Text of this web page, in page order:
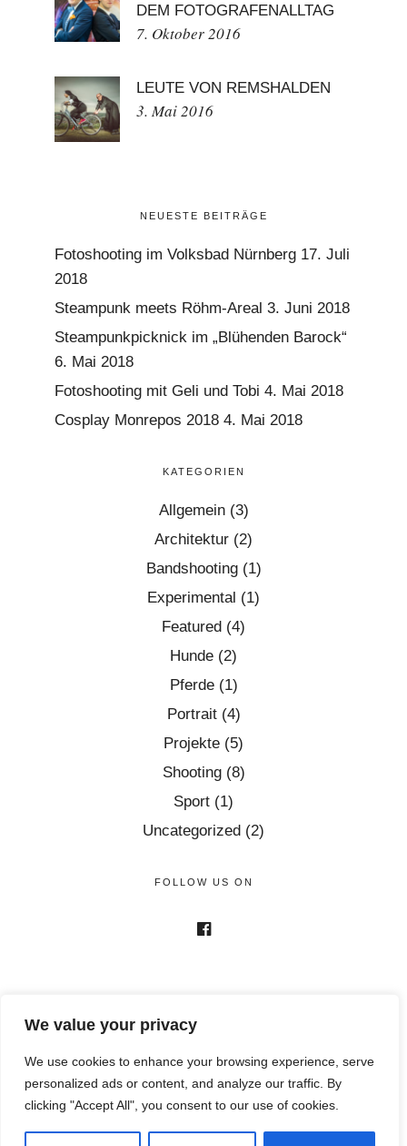
We value your privacy
We use cookies to enhance your browsing experience, serve
personalized ads or content, and analyze our traffic. By
clicking "Accept All", you consent to our use of cookies.
DEM FOTOGRAFENALLTAG
7. Oktober 2016
LEUTE VON REMSHALDEN
3. Mai 2016
NEUESTE BEITRÄGE
Fotoshooting im Volksbad Nürnberg 17. Juli
2018
Steampunk meets Röhm-Areal 3. Juni 2018
Steampunkpicknick im „Blühenden Barock“
6. Mai 2018
Fotoshooting mit Geli und Tobi 4. Mai 2018
Cosplay Monrepos 2018 4. Mai 2018
KATEGORIEN
Allgemein(3)
Architektur (2)
Bandshooting(1)
Experimental (1)
Featured (4)
Hunde (2)
Pferde(1)
Portrait(4)
Projekte (5)
Shooting(8)
Sport (1)
Uncategorized (2)
FOLLOW US ON